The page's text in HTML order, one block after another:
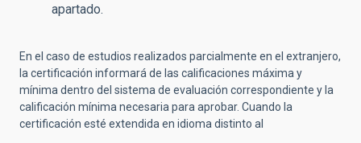
apartado.
En el caso de estudios realizados parcialmente en el extranjero,
la certificación informará de las calificaciones máxima y
mínima dentro del sistema de evaluación correspondiente y la
calificación mínima necesaria para aprobar. Cuando la
certificación esté extendida en idioma distinto al